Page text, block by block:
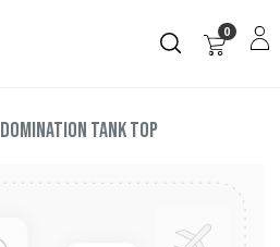
0
DOMINATION TANK TOP